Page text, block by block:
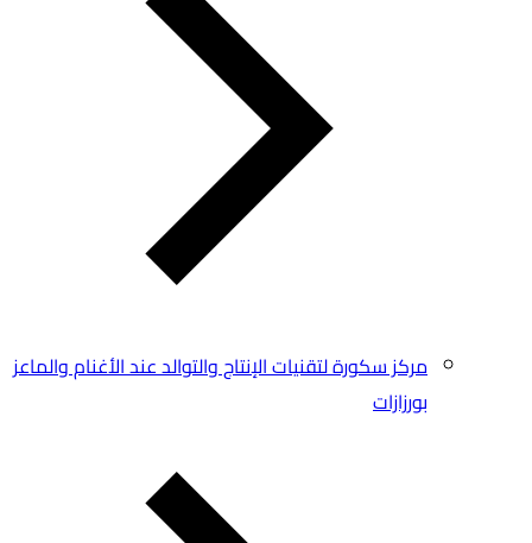
مركز سكورة لتقنيات الإنتاج والتوالد عند الأغنام والماعز
بورزازات